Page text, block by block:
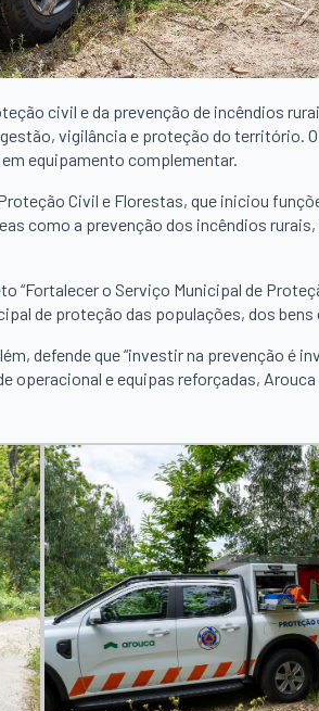
civil e da prevenção de incêndios
vigilância e proteção do território.
equipamento complementar.
Civil e Florestas, que iniciou
como a prevenção dos incêndios
“Fortalecer o Serviço Municipal de
de proteção das populações, dos
defende que “investir na prevenção é
operacional e equipas reforçadas,